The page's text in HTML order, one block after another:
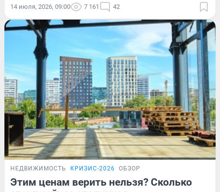
14 июля, 2026, 09:00 7 161 42
НЕДВИЖИМОСТЬ КРИЗИС-2026 ОБЗОР
Этим ценам верить нельзя? Сколько